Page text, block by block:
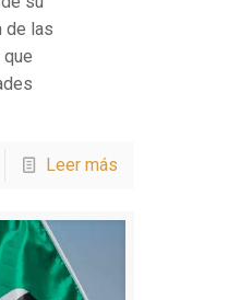
de las
que
Leer más